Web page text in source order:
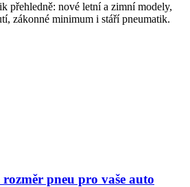
přehledně: nové letní a zimní modely,
zákonné minimum i stáří pneumatik.
pneu pro vaše auto